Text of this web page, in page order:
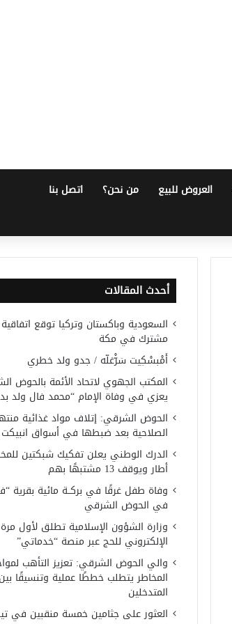
العروض للبيع من نحن؟ اتصل بنا
أحدث المقالات
السعودية وباكستان وتركيا توقع
مشترك في مكة
أَمْبسْكِيت سَرّْغلّه / جدو ولد خطري
المكتب الجهوي لاتحاد الأئمة بالحوض
يعزي في وفاة الإمام “محمد فال ولد
الحوض الشرقي: إتلاف مواد غذائية
الصلاحية بعد ضبطها في أسواق
الدرك الوطني يعلن تفكيك شبكتين
أطار ويوقف 13 مشتبهًا بهم
وفاة طفل غرقًا في بركــة مائية بقرية
في الحوض الشرقي
وزارة الشؤون الإسلامية تطلق لأول
الإلكتروني للحج عبر منصة “خدماتي”
والي الحوض الشرقي: تعزيز التأهب
المخاطر يتطلب خططًا عملية وتنسيقًا
المتدخلين
العثور على جثامين خمسة منقبين في